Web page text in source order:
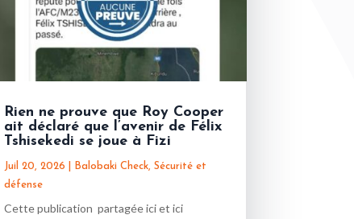
Rien ne prouve que Roy Cooper
ait déclaré que l’avenir de Félix
Tshisekedi se joue à Fizi
Juil 20, 2026 Balobaki Check, Sécurité et
défense
Cette publication partagée ici et ici